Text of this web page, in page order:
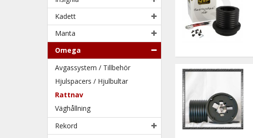
Kadett
Manta
Omega
Avgassystem / Tillbehör
Hjulspacers / Hjulbultar
Rattnav
Väghållning
Rekord